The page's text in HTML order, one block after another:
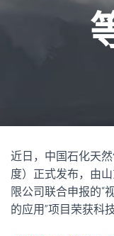
近日，中国石化天
度）正式发布，由
限公司联合申报的“
的应用”项目荣获科